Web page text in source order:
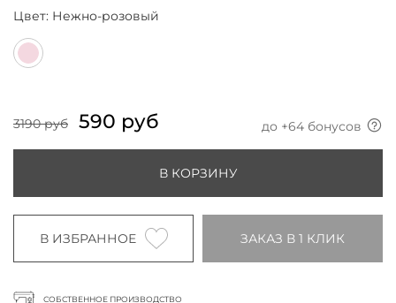
Цвет: Нежно-розовый
3190 руб 590 руб до +64 бонусов
В КОРЗИНУ
В ИЗБРАННОЕ ЗАКАЗ В 1 КЛИК
СОБСТВЕННОЕ ПРОИЗВОДСТВО